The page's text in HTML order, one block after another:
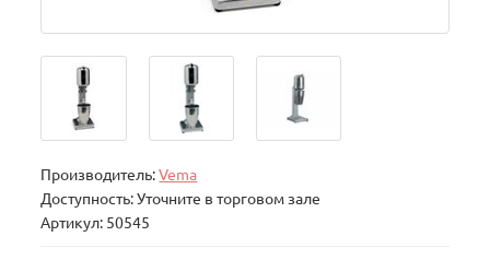
Производитель:Vema
Доступность: Уточните в торговом зале
Артикул: 50545